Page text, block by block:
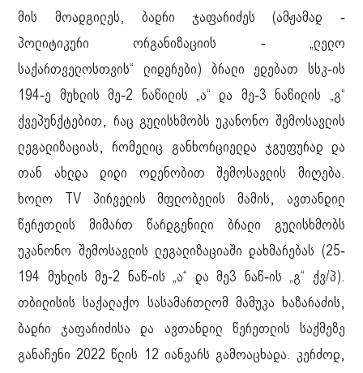
მის მოადგილეს, ბადრი ჯაფარიძეს (ამჟამად -
პოლიტიკური ორგანიზაციის - „ლელო
საქართველოსთვის“ ლიდერები) ბრალი ედებათ სსკ-ის
194-ე მუხლის მე-2 ნაწილის „ა“ და მე-3 ნაწილის „გ“
ქვეპუნქტებით, რაც გულისხმობს უკანონო შემოსავლის
ლეგალიზაციას, რომელიც განხორციელდა ჯგუფურად და
თან ახლდა დიდი ოდენობით შემოსავლის მიღება.
ხოლო TV პირველის მფლობელის მამის, ავთანდილ
წერეთლის მიმართ წარდგენილი ბრალი გულისხმობს
უკანონო შემოსავლის ლეგალიზაციაში დახმარებას (25-
194 მუხლის მე-2 ნაწ-ის „ა“ და მე3 ნაწ-ის „გ“ ქვ/პ).
თბილისის საქალაქო სასამართლომ მამუკა ხაზარაძის,
ბადრი ჯაფარიძისა და ავთანდილ წერეთლის საქმეზე
განაჩენი 2022 წლის 12 იანვარს გამოაცხადა. კერძოდ,